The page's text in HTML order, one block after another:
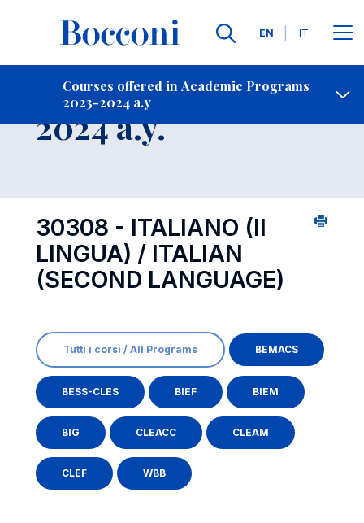
Languages
EN IT
Courses offered in Academic Programs
2023-2024 a.y
Contact Us
Course 2023-
2024 a.y.
30308 - ITALIANO (II
LINGUA) / ITALIAN
(SECOND LANGUAGE)
Tutti i corsi / All Programs BEMACS
BESS-CLES BIEF BIEM
BIG CLEACC CLEAM
CLEF WBB